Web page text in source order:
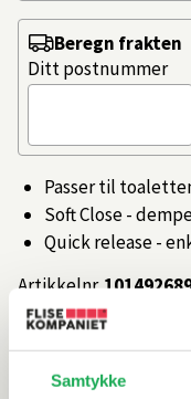
Samtykke
Passer til
Soft Close -
Quick release -
Artikkelnr.
Beregn frakten
Ditt postnummer